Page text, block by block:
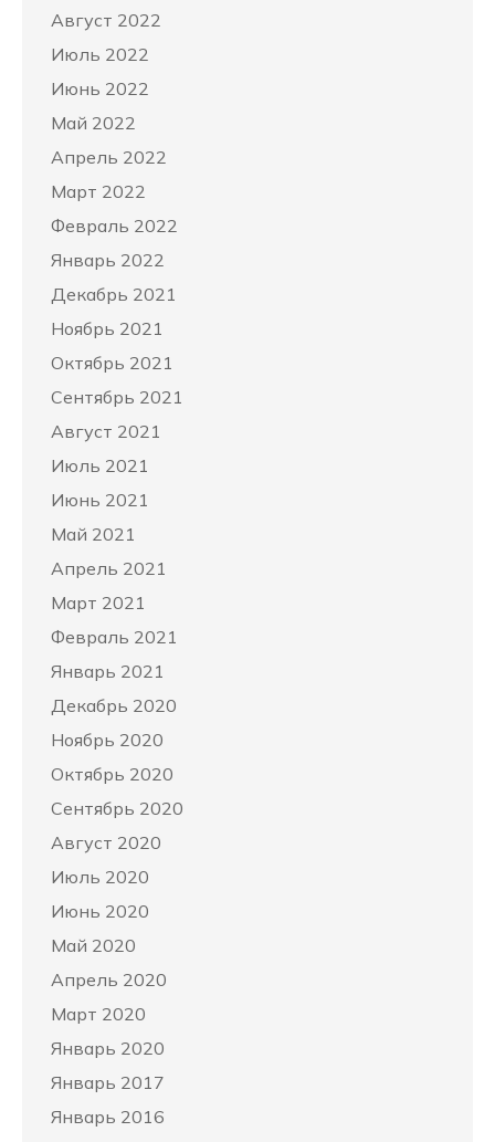
Август 2022
Июль 2022
Июнь 2022
Май 2022
Апрель 2022
Март 2022
Февраль 2022
Январь 2022
Декабрь 2021
Ноябрь 2021
Октябрь 2021
Сентябрь 2021
Август 2021
Июль 2021
Июнь 2021
Май 2021
Апрель 2021
Март 2021
Февраль 2021
Январь 2021
Декабрь 2020
Ноябрь 2020
Октябрь 2020
Сентябрь 2020
Август 2020
Июль 2020
Июнь 2020
Май 2020
Апрель 2020
Март 2020
Январь 2020
Январь 2017
Январь 2016